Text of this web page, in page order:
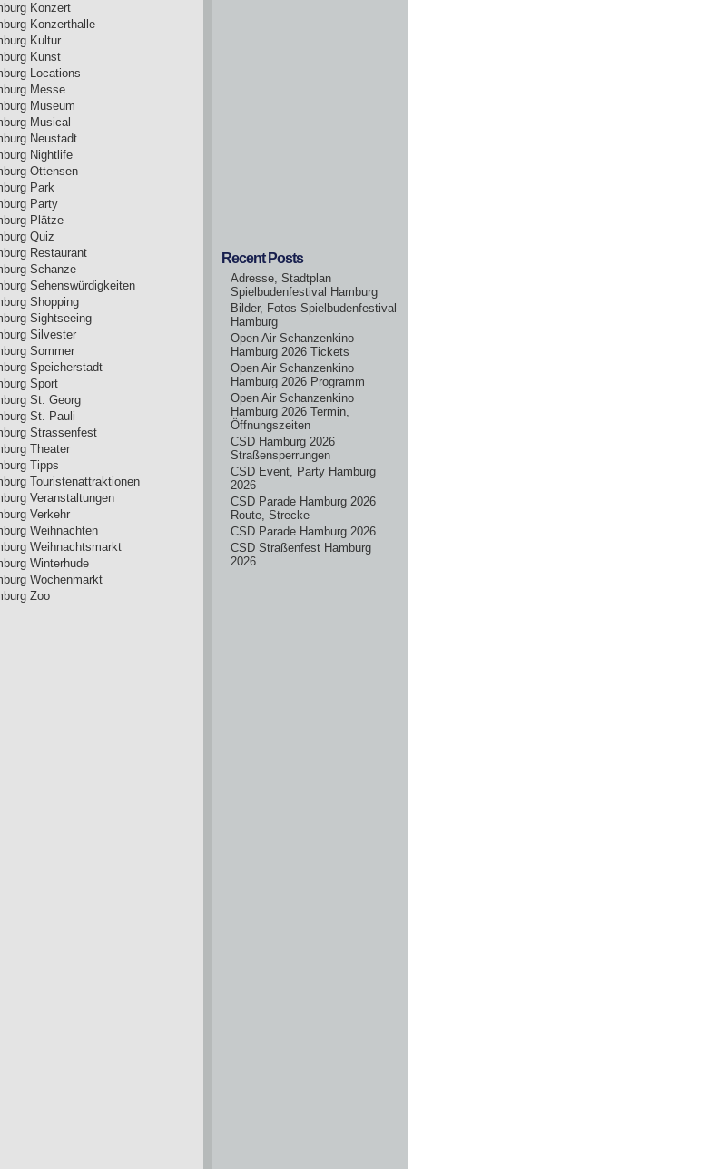
Konzert
Konzerthalle
Kultur
Kunst
Locations
Messe
Museum
Musical
Neustadt
Nightlife
Ottensen
Park
Party
Plätze
Quiz
Restaurant
Schanze
Sehenswürdigkeiten
Shopping
Sightseeing
Silvester
Sommer
Speicherstadt
Sport
St. Georg
St. Pauli
Strassenfest
Theater
Tipps
Touristenattraktionen
Veranstaltungen
Verkehr
Weihnachten
Weihnachtsmarkt
Winterhude
Wochenmarkt
Zoo
Recent Posts
Adresse, Stadtplan
Spielbudenfestival Hamburg
Bilder, Fotos Spielbudenfestival
Hamburg
Open Air Schanzenkino
Hamburg 2026 Tickets
Open Air Schanzenkino
Hamburg 2026 Programm
Open Air Schanzenkino
Hamburg 2026 Termin,
Öffnungszeiten
CSD Hamburg 2026
Straßensperrungen
CSD Event, Party Hamburg
2026
CSD Parade Hamburg 2026
Route, Strecke
CSD Parade Hamburg 2026
CSD Straßenfest Hamburg
2026